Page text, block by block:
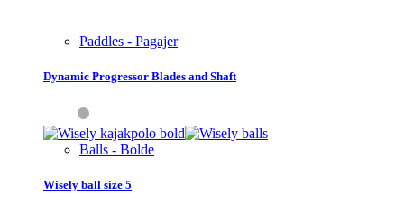
Paddles - Pagajer
Dynamic Progressor Blades and Shaft
Balls - Bolde
Wisely ball size 5